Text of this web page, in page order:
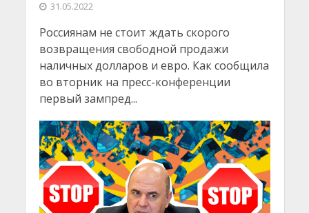
31.05.2022
Россиянам не стоит ждать скорого
возвращения свободной продажи
наличных долларов и евро. Как сообщила
во вторник на пресс-конференции
первый зампред...